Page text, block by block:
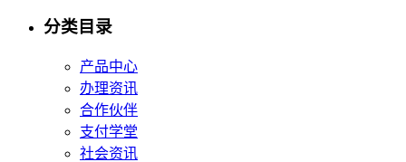
分类目录
产品中心
办理资讯
合作伙伴
支付学堂
社会资讯